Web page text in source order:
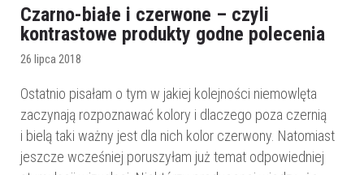
Czarno-białe i czerwone – czyli
kontrastowe produkty godne polecenia
26 lipca 2018
Ostatnio pisałam o tym w jakiej kolejności niemowlęta
zaczynają rozpoznawać kolory i dlaczego poza czernią
i bielą taki ważny jest dla nich kolor czerwony. Natomiast
jeszcze wcześniej poruszyłam już temat odpowiedniej